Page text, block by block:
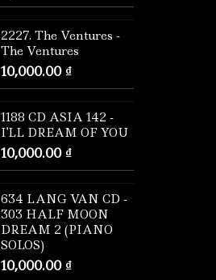
2227. The Ventures -
The Ventures
10,000.00 ₫
1188 CD ASIA 142 -
I'LL DREAM OF YOU
10,000.00 ₫
634 LANG VAN CD -
303 HALF MOON
DREAM 2 (PIANO
SOLOS)
10,000.00 ₫